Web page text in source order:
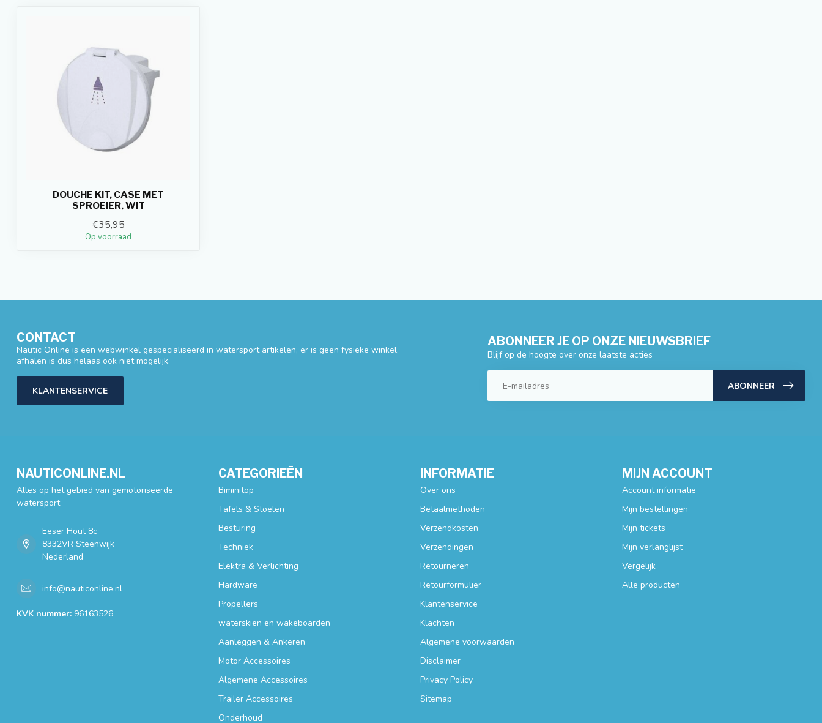
DOUCHE KIT, CASE MET
SPROEIER, WIT
€35,95
Op voorraad
CONTACT
Nautic Online is een webwinkel gespecialiseerd in watersport artikelen, er is geen fysieke winkel,
afhalen is dus helaas ook niet mogelijk.
KLANTENSERVICE
ABONNEER JE OP ONZE NIEUWSBRIEF
Blijf op de hoogte over onze laatste acties
ABONNEER
NAUTICONLINE.NL
Alles op het gebied van gemotoriseerde
watersport
Eeser Hout 8c
8332VR Steenwijk
Nederland
info@nauticonline.nl
KVK nummer: 96163526
CATEGORIEËN
Biminitop
Tafels & Stoelen
Besturing
Techniek
Elektra & Verlichting
Hardware
Propellers
waterskiën en wakeboarden
Aanleggen & Ankeren
Motor Accessoires
Algemene Accessoires
Trailer Accessoires
Onderhoud
INFORMATIE
Over ons
Betaalmethoden
Verzendkosten
Verzendingen
Retourneren
Retourformulier
Klantenservice
Klachten
Algemene voorwaarden
Disclaimer
Privacy Policy
Sitemap
MIJN ACCOUNT
Account informatie
Mijn bestellingen
Mijn tickets
Mijn verlanglijst
Vergelijk
Alle producten